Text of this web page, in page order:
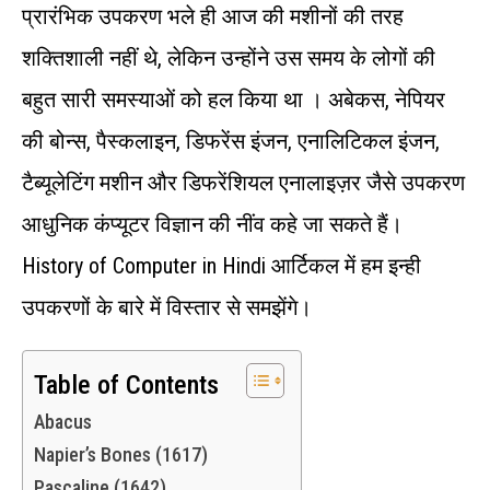
प्रारंभिक उपकरण भले ही आज की मशीनों की तरह
शक्तिशाली नहीं थे, लेकिन उन्होंने उस समय के लोगों की
बहुत सारी समस्याओं को हल किया था । अबेकस, नेपियर
की बोन्स, पैस्कलाइन, डिफरेंस इंजन, एनालिटिकल इंजन,
टैब्यूलेटिंग मशीन और डिफरेंशियल एनालाइज़र जैसे उपकरण
आधुनिक कंप्यूटर विज्ञान की नींव कहे जा सकते हैं।
History of Computer in Hindi आर्टिकल में हम इन्ही
उपकरणों के बारे में विस्तार से समझेंगे।
Table of Contents
Abacus
Napier’s Bones (1617)